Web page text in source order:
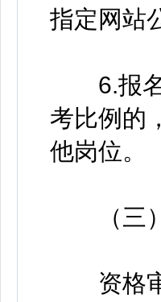
指定网站
6.报名
考比例的
他岗位。
（三）
资格审